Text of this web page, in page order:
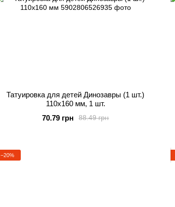
Татуировка для детей Динозавры (1 шт.)
110х160 мм, 1 шт.
88.49 грн
70.79 грн
−20%